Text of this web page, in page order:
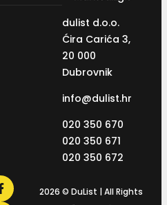
dulist d.o.o.
Ćira Carića 3,
20 000
Dubrovnik
info@dulist.hr
020 350 670
020 350 671
020 350 672
2026 © DuList | All Rights